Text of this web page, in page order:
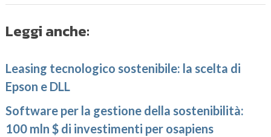
Leggi anche:
Leasing tecnologico sostenibile: la scelta di
Epson e DLL
Software per la gestione della sostenibilità:
100 mln $ di investimenti per osapiens